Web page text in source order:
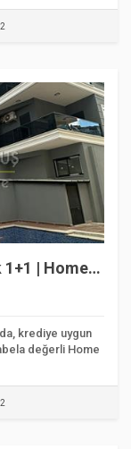
2
1+1 | Home
krediye uygun
değerli Home
2